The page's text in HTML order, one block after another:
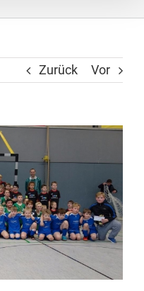
Zurück Vor